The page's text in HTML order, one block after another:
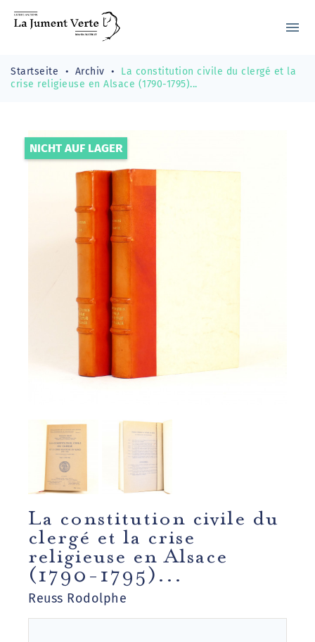
menu
Startseite Archiv
La constitution civile du clergé et la
crise religieuse en Alsace (1790-1795)...
NICHT AUF LAGER
La constitution civile du
clergé et la crise
religieuse en Alsace
(1790-1795)...
Reuss Rodolphe